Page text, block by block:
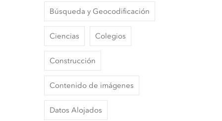
Búsqueda y Geocodificación
Ciencias Colegios
Construcción
Contenido de imágenes
Datos Alojados